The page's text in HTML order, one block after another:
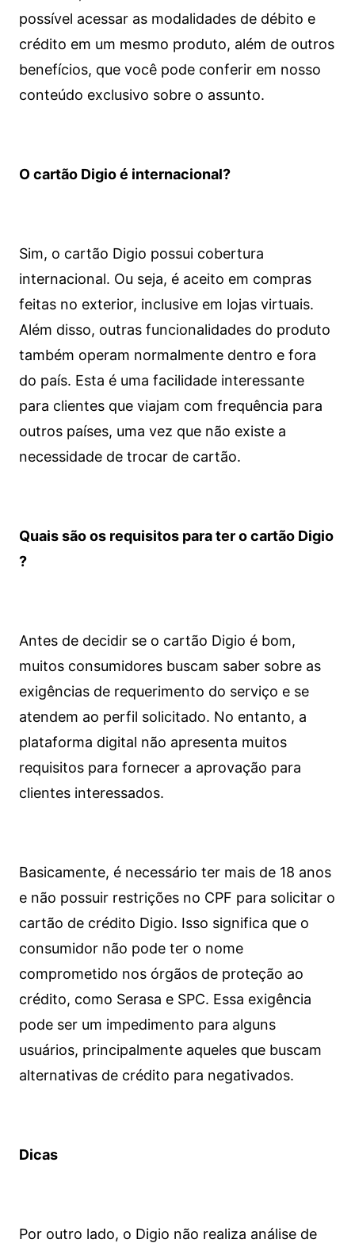
possível acessar as modalidades de débito e
crédito em um mesmo produto, além de outros
benefícios, que você pode conferir em nosso
conteúdo exclusivo sobre o assunto.
O cartão Digio é internacional?
Sim, o cartão Digio possui cobertura
internacional. Ou seja, é aceito em compras
feitas no exterior, inclusive em lojas virtuais.
Além disso, outras funcionalidades do produto
também operam normalmente dentro e fora
do país. Esta é uma facilidade interessante
para clientes que viajam com frequência para
outros países, uma vez que não existe a
necessidade de trocar de cartão.
Quais são os requisitos para ter o cartão Digio
?
Antes de decidir se o cartão Digio é bom,
muitos consumidores buscam saber sobre as
exigências de requerimento do serviço e se
atendem ao perfil solicitado. No entanto, a
plataforma digital não apresenta muitos
requisitos para fornecer a aprovação para
clientes interessados.
Basicamente, é necessário ter mais de 18 anos
e não possuir restrições no CPF para solicitar o
cartão de crédito Digio. Isso significa que o
consumidor não pode ter o nome
comprometido nos órgãos de proteção ao
crédito, como Serasa e SPC. Essa exigência
pode ser um impedimento para alguns
usuários, principalmente aqueles que buscam
alternativas de crédito para negativados.
Dicas
Por outro lado, o Digio não realiza análise de